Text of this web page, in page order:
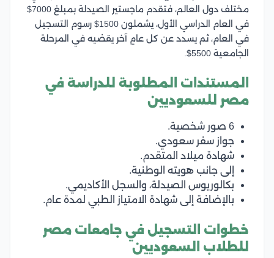
مختلف دول العالم، فتقدم ماجستير الصيدلة بمبلغ 7000$
في العام الدراسي الأول، يشملون 1500$ رسوم التسجيل
في العام، ثم يسدد عن كل عامٍ آخر يقضيه في المرحلة
الجامعية 5500$.
المستندات المطلوبة للدراسة في
مصر للسعوديين
6 صور شخصية.
جواز سفر سعودي.
شهادة ميلاد المتقدم.
إلى جانب هويته الوطنية.
بكالوريوس الصيدلة، والسجل الأكاديمي.
بالإضافة إلى شهادة الامتياز الطبي لمدة عام.
خطوات التسجيل في جامعات مصر
للطلاب السعوديين